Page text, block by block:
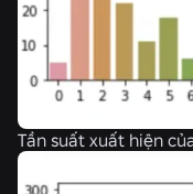
Tần suất xuất hiện